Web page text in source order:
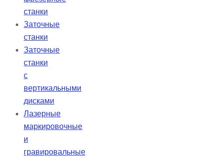
станки
Заточные
станки
Заточные
станки
с
вертикальными
дисками
Лазерные
маркировочные
и
гравировальные